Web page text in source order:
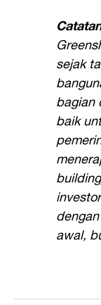
sejak
baik
awal,